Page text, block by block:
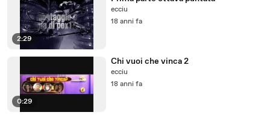
2:29
ecciu
18 anni fa
0:29
Chi vuoi che vinca 2
ecciu
18 anni fa